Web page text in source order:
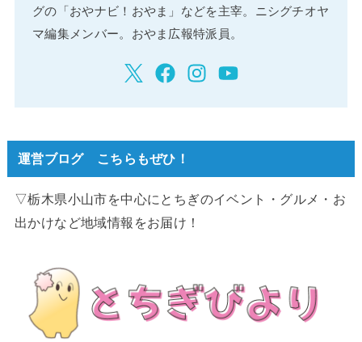
グの「おやナビ！おやま」などを主宰。ニシグチオヤ
マ編集メンバー。おやま広報特派員。
運営ブログ こちらもぜひ！
▽栃木県小山市を中心にとちぎのイベント・グルメ・お
出かけなど地域情報をお届け！